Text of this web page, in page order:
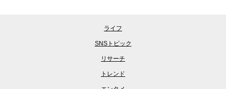
ライフ
SNSトピック
リサーチ
トレンド